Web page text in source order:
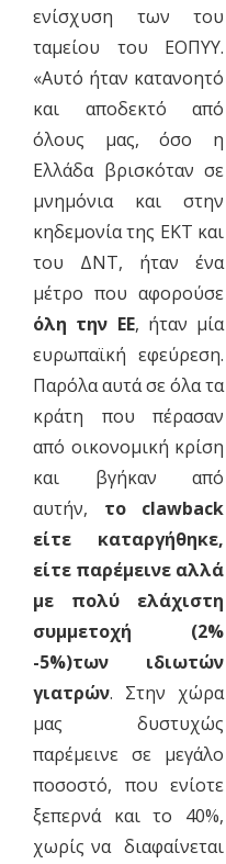
ενίσχυση των του
ταμείου του ΕΟΠΥΥ.
«Αυτό ήταν κατανοητό
και αποδεκτό από
όλους μας, όσο η
Ελλάδα βρισκόταν σε
μνημόνια και στην
κηδεμονία της ΕΚΤ και
του ΔΝΤ, ήταν ένα
μέτρο που αφορούσε
όλη την ΕΕ, ήταν μία
ευρωπαϊκή εφεύρεση.
Παρόλα αυτά σε όλα τα
κράτη που πέρασαν
από οικονομική κρίση
και βγήκαν από
αυτήν, το clawback
είτε καταργήθηκε,
είτε παρέμεινε αλλά
με πολύ ελάχιστη
συμμετοχή (2%
-5%)των ιδιωτών
γιατρών. Στην χώρα
μας δυστυχώς
παρέμεινε σε μεγάλο
ποσοστό, που ενίοτε
ξεπερνά και το 40%,
χωρίς να διαφαίνεται